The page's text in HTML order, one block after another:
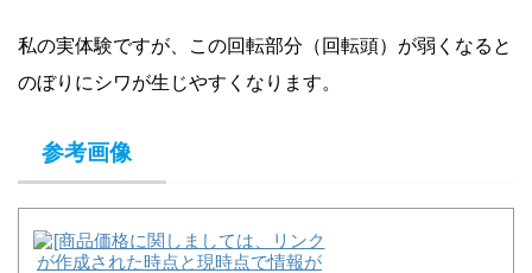
私の実体験ですが、この回転部分（回転頭）が弱くなると
のぼりにシワが生じやすくなります。
参考画像